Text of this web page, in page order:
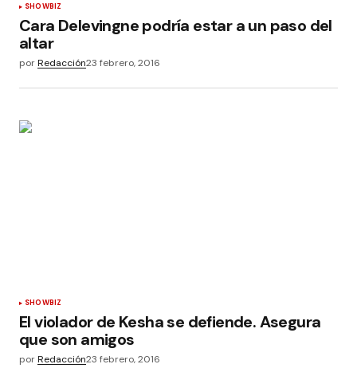
SHOWBIZ
Cara Delevingne podría estar a un paso del
altar
porRedacción23 febrero, 2016
SHOWBIZ
El violador de Kesha se defiende. Asegura
que son amigos
porRedacción23 febrero, 2016